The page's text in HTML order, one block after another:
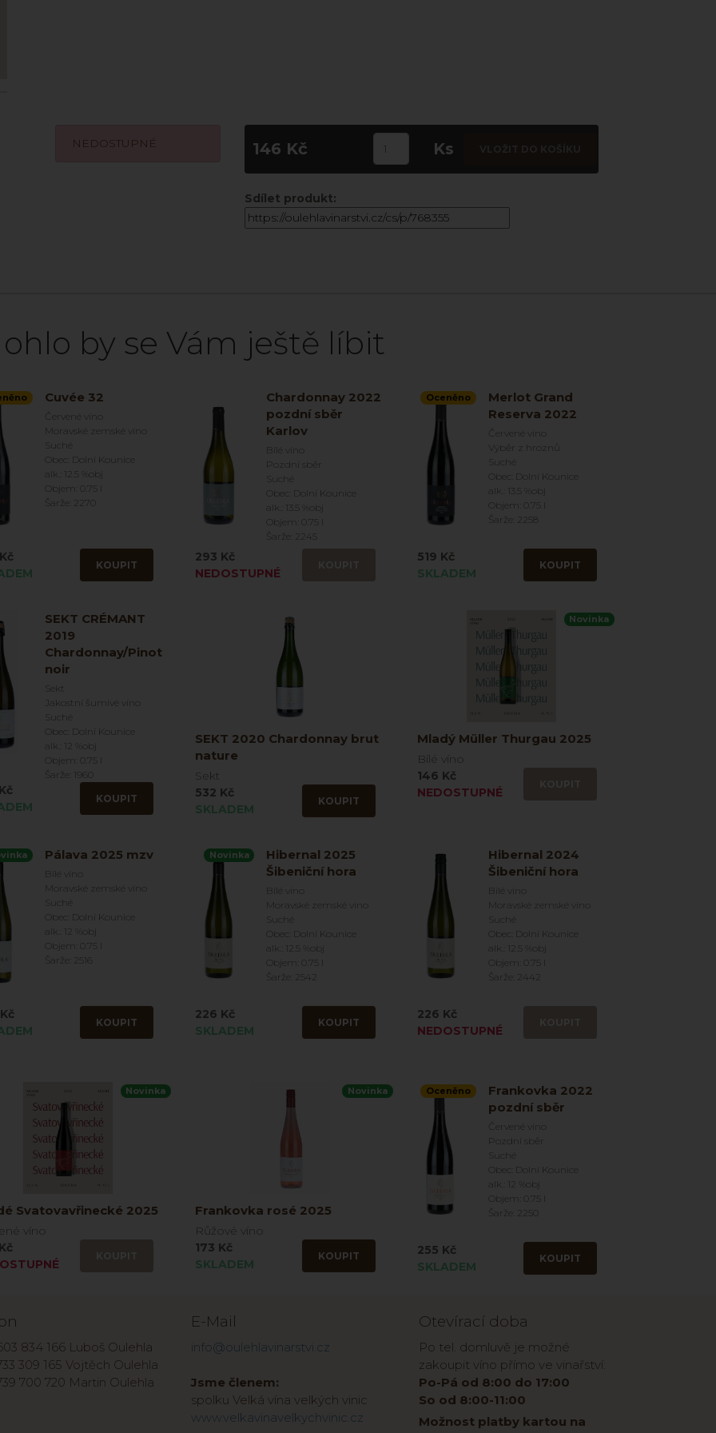
NEDOSTUPNÉ 146 Kč Ks
Sdílet produkt:
by se Vám ještě líbit
Cuvée 32
Červené víno
Moravské zemské víno
Suché
Obec: Dolní Kounice
alk.: 12.5 %obj
Objem: 0.75 l
Šarže: 2270
KOUPIT
Chardonnay 2022
pozdní sběr
Karlov
Bílé víno
Pozdní sběr
Suché
Obec: Dolní Kounice
alk.: 13.5 %obj
Objem: 0.75 l
Šarže: 2245
293 Kč
NEDOSTUPNÉ
Oceněno
Merlot Grand
Reserva 2022
Červené víno
Výběr z hroznů
Suché
Obec: Dolní Kounice
alk.: 13.5 %obj
Objem: 0.75 l
Šarže: 2258
519 Kč
SKLADEM
KOUPIT
SEKT CRÉMANT
2019
Chardonnay/Pinot
noir
Sekt
Jakostní šumivé víno
Suché
Obec: Dolní Kounice
alk.: 12 %obj
Objem: 0.75 l
Šarže: 1960
KOUPIT
SEKT 2020 Chardonnay brut
nature
Sekt
532 Kč
SKLADEM
KOUPIT
Novinka
Mladý Müller Thurgau 2025
Bílé víno
146 Kč
NEDOSTUPNÉ
Pálava 2025 mzv
Bílé víno
Moravské zemské víno
Suché
Obec: Dolní Kounice
alk.: 12 %obj
Objem: 0.75 l
Šarže: 2516
KOUPIT
Novinka
Hibernal 2025
Šibeniční hora
Bílé víno
Moravské zemské víno
Suché
Obec: Dolní Kounice
alk.: 12.5 %obj
Objem: 0.75 l
Šarže: 2542
226 Kč
SKLADEM
KOUPIT
Hibernal 2024
Šibeniční hora
Bílé víno
Moravské zemské víno
Suché
Obec: Dolní Kounice
alk.: 12.5 %obj
Objem: 0.75 l
Šarže: 2442
226 Kč
NEDOSTUPNÉ
Novinka
Svatovavřinecké 2025
víno
Novinka
Frankovka rosé 2025
Růžové víno
173 Kč
SKLADEM
KOUPIT
Oceněno
Frankovka 2022
pozdní sběr
Červené víno
Pozdní sběr
Suché
Obec: Dolní Kounice
alk.: 12 %obj
Objem: 0.75 l
Šarže: 2250
255 Kč
SKLADEM
KOUPIT
834 166 Luboš Oulehla
309 165 Vojtěch Oulehla
700 720 Martin Oulehla
E-Mail
info@oulehlavinarstvi.cz
Jsme členem:
spolku Velká vína velkých vinic
www.velkavinavelkychvinic.cz
Otevírací doba
Po tel. domluvě je možné
zakoupit víno přímo ve vinařství:
Po-Pá od 8:00 do 17:00
So od 8:00-11:00
Možnost platby kartou na